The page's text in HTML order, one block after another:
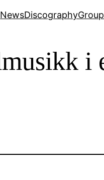
NewsDiscography
i